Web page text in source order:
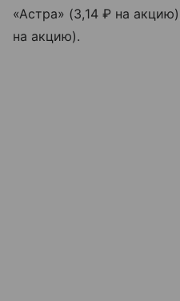
«Астра» (3,14 ₽ на
на акцию).